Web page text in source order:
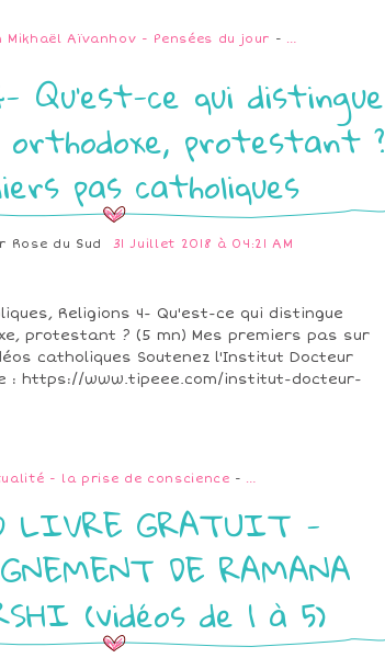
Mikhaël Aïvanhov - Pensées du jour - …
Qu’est-ce qui distingue
orthodoxe, protestant ?
pas catholiques
Rose du Sud 31 Juillet 2018 à 04:21 AM
Religions 4- Qu'est-ce qui distingue
protestant ? (5 mn) Mes premiers pas sur
catholiques Soutenez l'Institut Docteur
: https://www.tipeee.com/institut-docteur-
- la prise de conscience - …
LIVRE GRATUIT -
DE RAMANA
(vidéos de 1 à 5)